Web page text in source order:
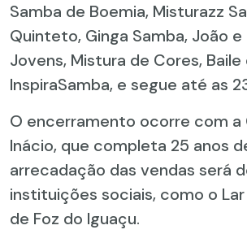
Samba de Boemia, Misturazz
Quinteto, Ginga Samba, João e
Jovens, Mistura de Cores, Baile
InspiraSamba, e segue até as
O encerramento ocorre com a
Inácio, que completa 25 anos
arrecadação das vendas será
instituições sociais, como o
de Foz do Iguaçu.